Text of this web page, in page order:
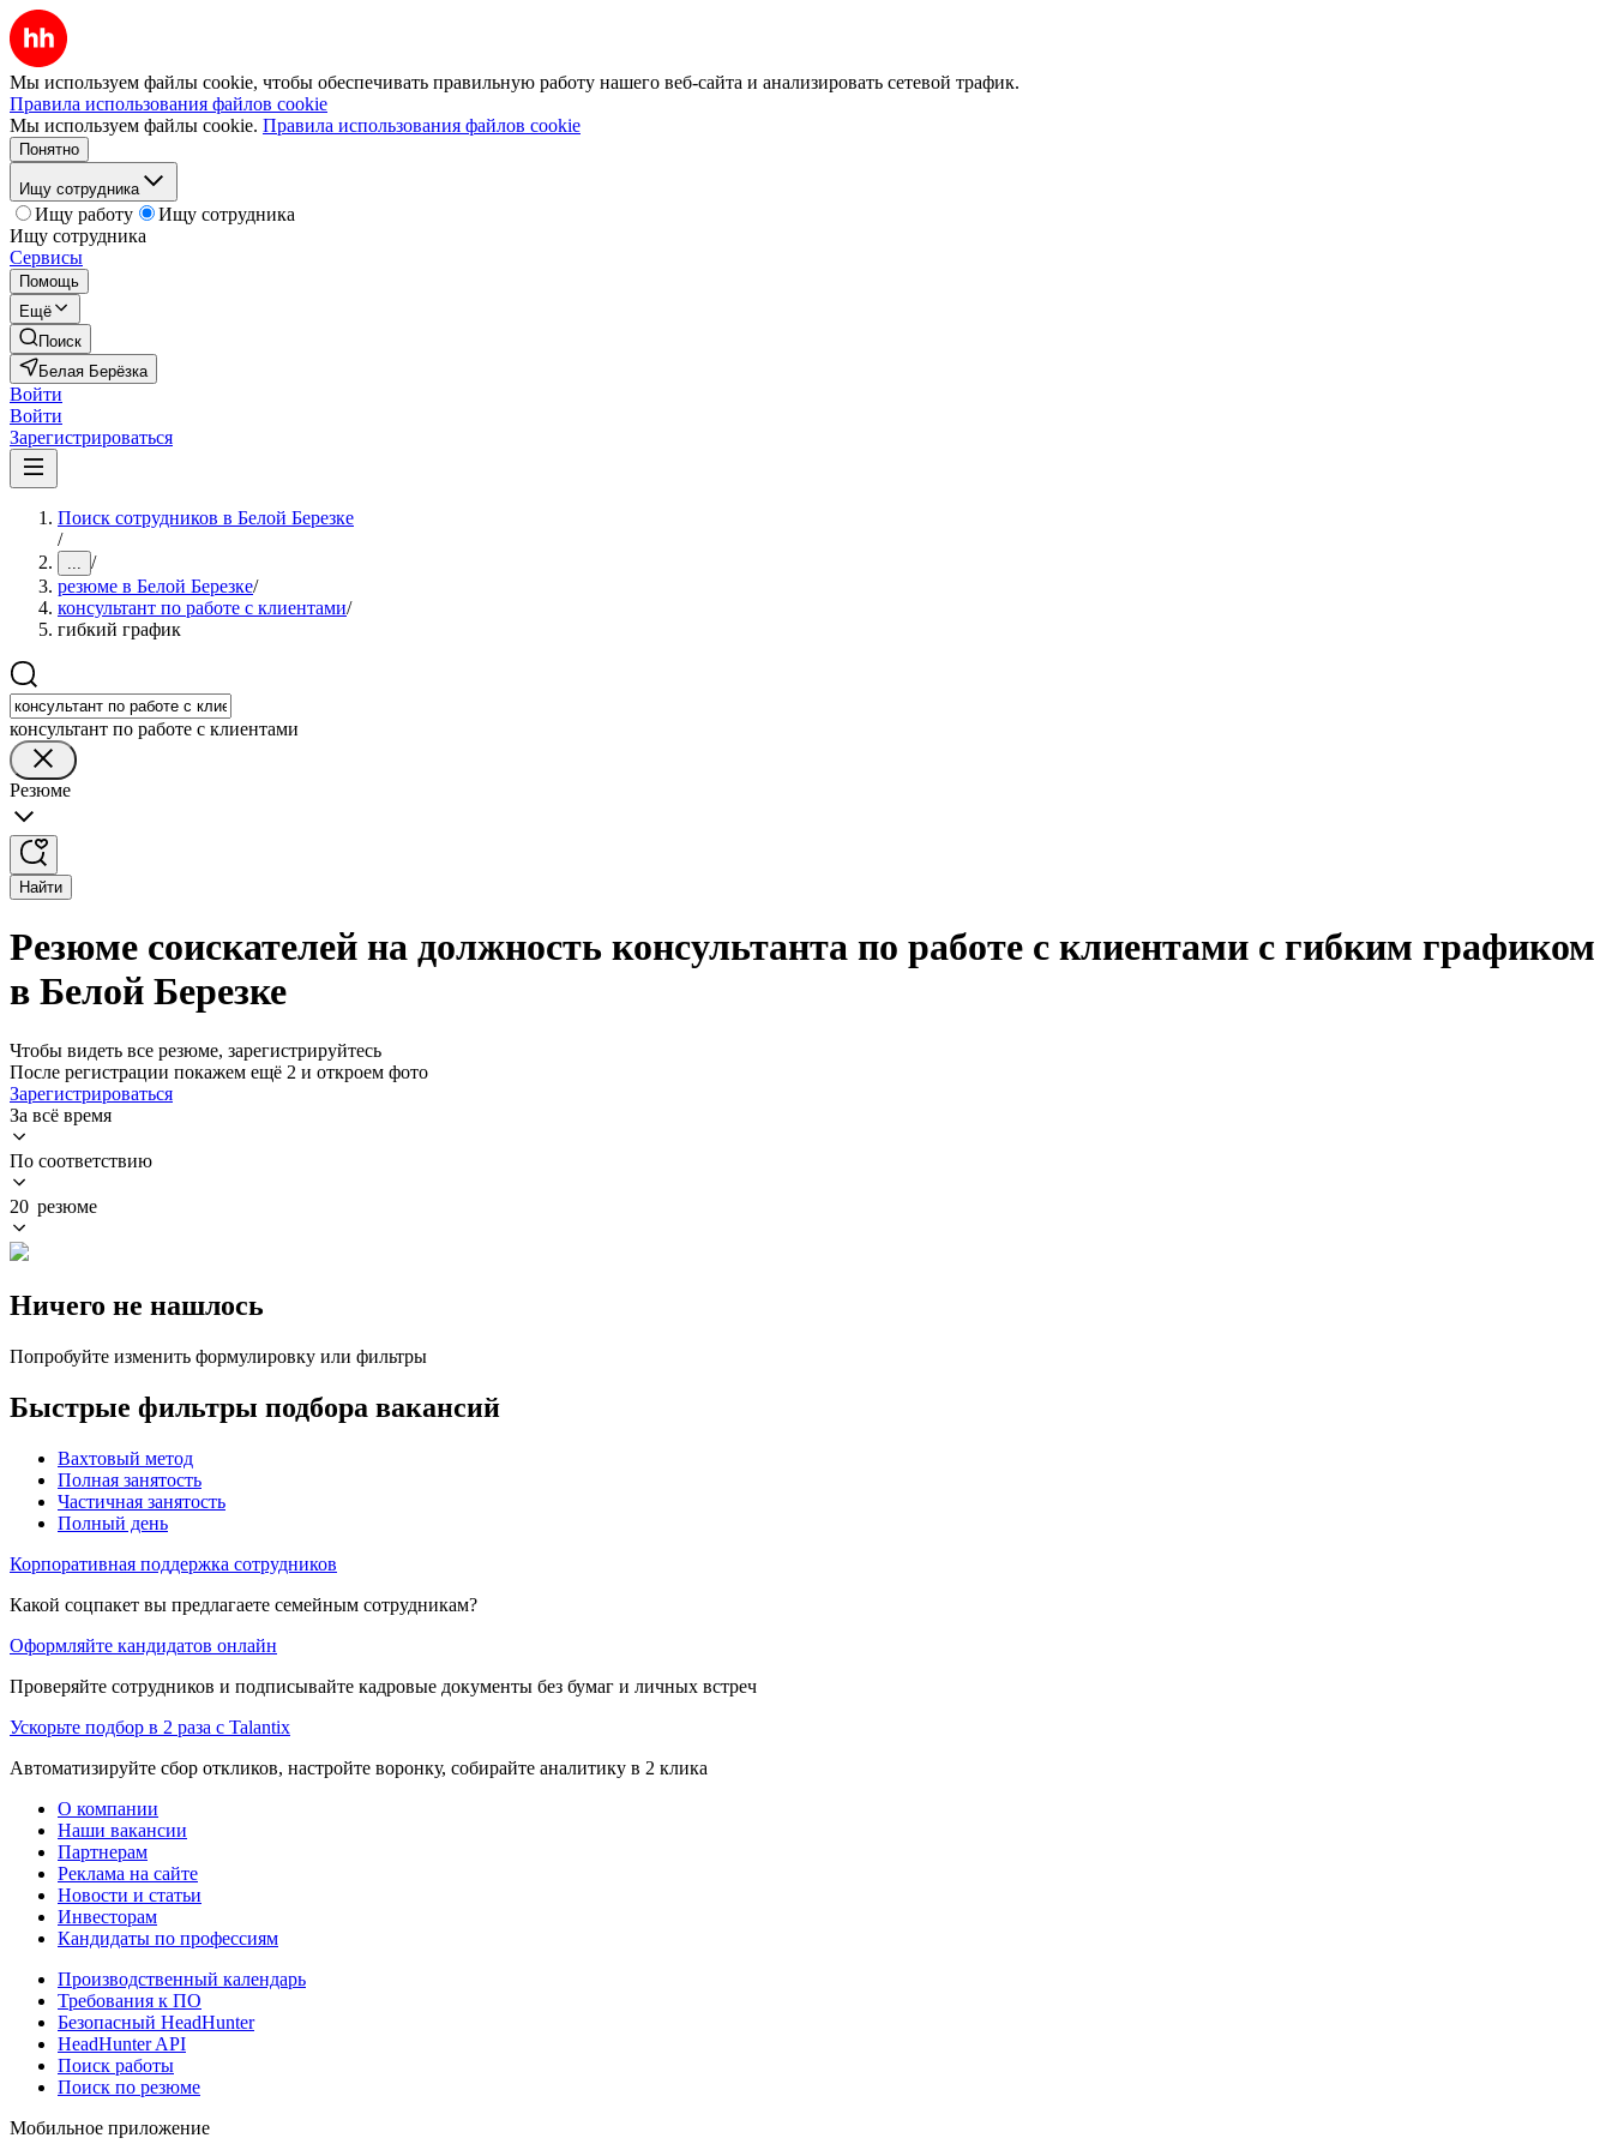
Мы используем файлы cookie, чтобы обеспечивать правильную работу нашего веб-сайта и анализировать сетевой трафик.
Правила использования файлов cookie
Мы используем файлы cookie. Правила использования файлов cookie
Понятно
Ищу сотрудника
Ищу работу
Ищу сотрудника
Ищу сотрудника
Сервисы
Помощь
Ещё
Поиск
Белая Берёзка
Войти
Войти
Зарегистрироваться
Поиск сотрудников в Белой Березке
/
... /
резюме в Белой Березке/
консультант по работе с клиентами/
гибкий график
консультант по работе с клиентами
Резюме
Найти
Резюме соискателей на должность консультанта по работе с клиентами с гибким графиком
в Белой Березке
Чтобы видеть все резюме, зарегистрируйтесь
После регистрации покажем ещё 2 и откроем фото
Зарегистрироваться
За всё время
По соответствию
20 резюме
Ничего не нашлось
Попробуйте изменить формулировку или фильтры
Быстрые фильтры подбора вакансий
Вахтовый метод
Полная занятость
Частичная занятость
Полный день
Корпоративная поддержка сотрудников
Какой соцпакет вы предлагаете семейным сотрудникам?
Оформляйте кандидатов онлайн
Проверяйте сотрудников и подписывайте кадровые документы без бумаг и личных встреч
Ускорьте подбор в 2 раза с Talantix
Автоматизируйте сбор откликов, настройте воронку, собирайте аналитику в 2 клика
О компании
Наши вакансии
Партнерам
Реклама на сайте
Новости и статьи
Инвесторам
Кандидаты по профессиям
Производственный календарь
Требования к ПО
Безопасный HeadHunter
HeadHunter API
Поиск работы
Поиск по резюме
Мобильное приложение